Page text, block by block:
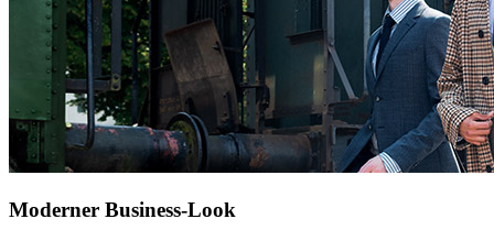
Moderner Business-Look